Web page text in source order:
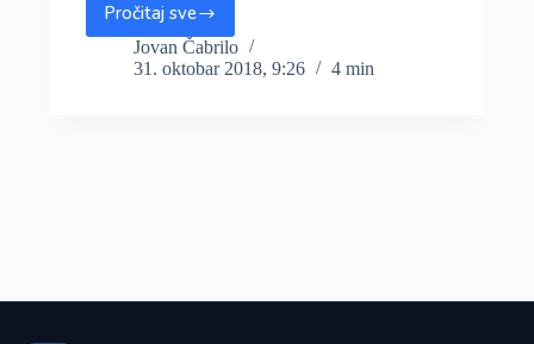
Pročitaj sve
Vrlo
nizak
vodostaj
porast
Jovan Čabrilo
31. oktobar 2018, 9:26
4 min